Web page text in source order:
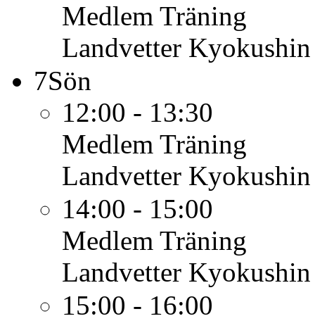
Medlem Träning
Landvetter
7Sön
12:00 - 13:30
Medlem Träning
Landvetter
14:00 - 15:00
Medlem Träning
Landvetter
15:00 - 16:00